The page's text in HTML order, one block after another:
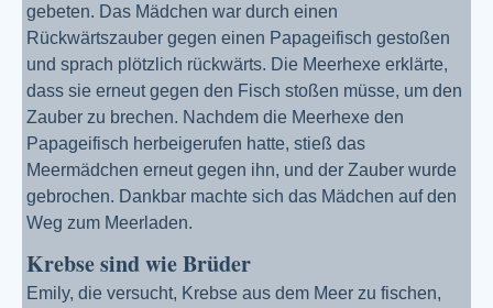
gebeten. Das Mädchen war durch einen
Rückwärtszauber gegen einen Papageifisch gestoßen
und sprach plötzlich rückwärts. Die Meerhexe erklärte,
dass sie erneut gegen den Fisch stoßen müsse, um den
Zauber zu brechen. Nachdem die Meerhexe den
Papageifisch herbeigerufen hatte, stieß das
Meermädchen erneut gegen ihn, und der Zauber wurde
gebrochen. Dankbar machte sich das Mädchen auf den
Weg zum Meerladen.
Krebse sind wie Brüder
Emily, die versucht, Krebse aus dem Meer zu fischen,